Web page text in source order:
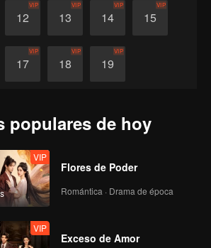
12
VIP
13
VIP
14
VIP
15
VIP
17
VIP
18
VIP
19
VIP
populares de hoy
VIP
Flores de Poder
Romántica · Drama de época
VIP
Exceso de Amor